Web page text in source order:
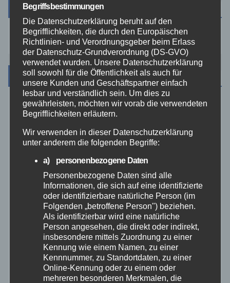
Suche
Kategorien
Aktuelles
Allgemein
Altenkirchen
Bundespolizei
Feuerwehr
Hilfsorganisationen
Mayen-Koblenz
Begriffsbestimmungen
Die Datenschutzerklärung beruht auf den
Begrifflichkeiten, die durch den Europäischen
Richtlinien- und Verordnungsgeber beim Erlass
der Datenschutz-Grundverordnung (DS-GVO)
verwendet wurden. Unsere Datenschutzerklärung
soll sowohl für die Öffentlichkeit als auch für
unsere Kunden und Geschäftspartner einfach
lesbar und verständlich sein. Um dies zu
gewährleisten, möchten wir vorab die verwendeten
Begrifflichkeiten erläutern.
Wir verwenden in dieser Datenschutzerklärung
unter anderem die folgenden Begriffe:
a) personenbezogene Daten
Personenbezogene Daten sind alle
Informationen, die sich auf eine identifizierte
oder identifizierbare natürliche Person (im
Folgenden „betroffene Person") beziehen.
Als identifizierbar wird eine natürliche
Person angesehen, die direkt oder indirekt,
insbesondere mittels Zuordnung zu einer
Kennung wie einem Namen, zu einer
Kennnummer, zu Standortdaten, zu einer
Online-Kennung oder zu einem oder
mehreren besonderen Merkmalen, die